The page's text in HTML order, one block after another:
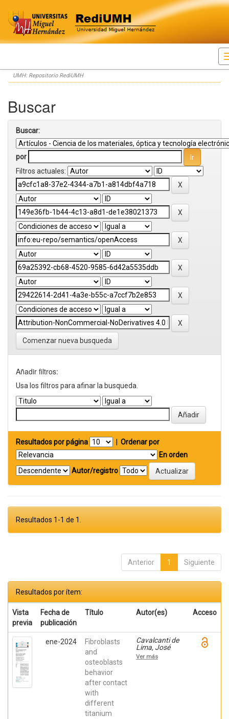
Skip
navigation
UMH: Repositorio RediUMH
Buscar
Buscar:
por
Filtros actuales:
Comenzar nueva busqueda
Añadir filtros:
Usa los filtros para afinar la busqueda.
Resultados por página
Ordenar por
En orden
Autor/registro
Resultados 1-1 de 1.
Anterior 1 Siguiente
Resultados por ítem:
Vista
previa
Fecha de
publicación
Título Autor(es) Acceso
ene-2024
Fibroblasts
and
osteoblasts
behavior
after contact
with
different
titanium
Cavalcanti de
Lima, José
Henrique;
Robbs ,
Ver más